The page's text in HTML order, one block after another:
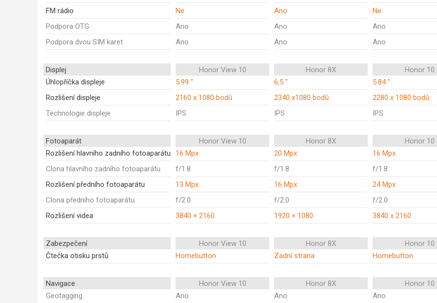
FM rádio
Ne Ano
Ne
Podpora OTG
Ano Ano
Ano
Podpora dvou SIM karet
Ano Ano Ano
Displej Honor View 10 Honor 8X
Honor 10
Úhlopříčka displeje
5.99 " 6,5 "
5.84 "
Rozlišení displeje
2160 x 1080 bodů 2340 x1080 bodů
2280 x 1080 bodů
Technologie displeje
IPS IPS IPS
Fotoaparát Honor View 10 Honor 8X
Honor 10
Rozlišení hlavního zadního fotoaparátu
16 Mpx 20 Mpx
16 Mpx
Clona hlavního zadního fotoaparátu
f/1.8 f/1.8
f/1.8
Rozlišení předního fotoaparátu
13 Mpx 16 Mpx
24 Mpx
Clona předního fotoaparátu
f/2.0 f/2.0
f/2.0
Rozlišení videa
3840 × 2160 1920 × 1080 3840 x 2160
Zabezpečení Honor View 10 Honor 8X
Honor 10
Čtečka otisku prstů
Homebutton Zadní strana Homebutton
Navigace Honor View 10 Honor 8X
Honor 10
Geotagging
Ano Ano
Ano